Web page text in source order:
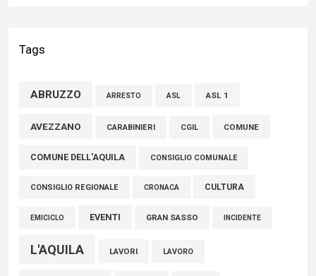
conti solidi che consentono di effettuare nuovi interventi di
TRAGUARDO STORICO
05 Agosto 2026
Tags
ABRUZZO ARRESTO ASL ASL 1
AVEZZANO CARABINIERI CGIL COMUNE
COMUNE DELL'AQUILA CONSIGLIO COMUNALE
CONSIGLIO REGIONALE CRONACA CULTURA
EMICICLO EVENTI GRAN SASSO INCIDENTE
L'AQUILA LAVORI LAVORO